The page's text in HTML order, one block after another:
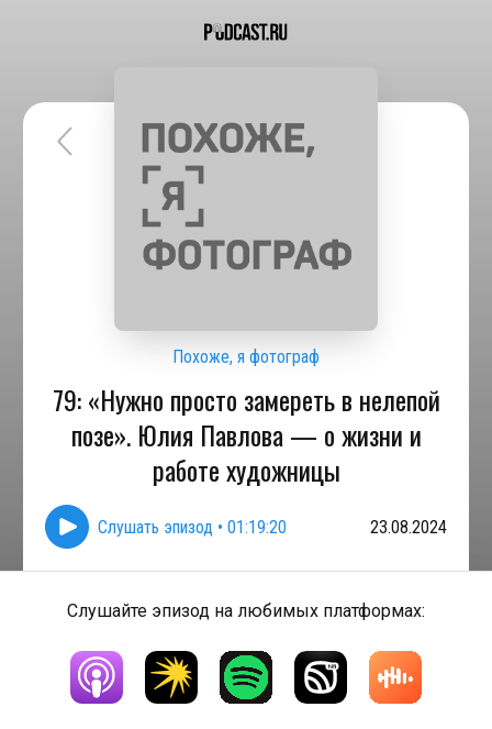
Похоже, я фотограф
79: «Нужно просто замереть в нелепой
позе». Юлия Павлова — о жизни и
работе художницы
Слушать эпизод • 01:19:20 23.08.2024
Слушайте эпизод на любимых платформах: